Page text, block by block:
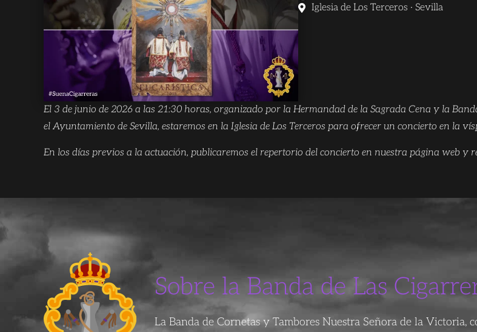
Iglesia de Los Terceros · Sevilla
El 3 de junio de 2026 a las 21:30 horas, organizado por la Hermandad de la Sagrada Cena y la
el Ayuntamiento de Sevilla, estaremos en la Iglesia de Los Terceros para ofrecer un concierto en la
En los días previos a la actuación, publicaremos el repertorio del concierto en nuestra página web y
Sobre la Banda de Las
La Banda de Cornetas y Tambores Nuestra Señora de la Victoria,